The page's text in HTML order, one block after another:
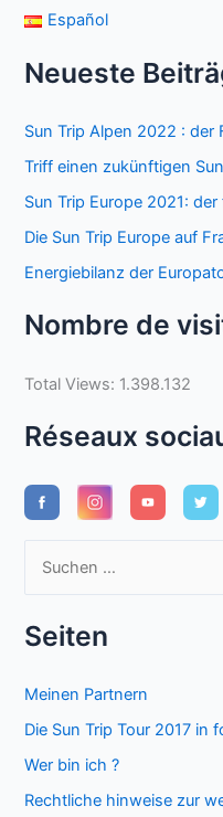
Español
Neueste
Sun Trip Alpen 2022 : der
Triff einen zukünftigen
Sun Trip Europe 2021: der
Die Sun Trip Europe auf
Energiebilanz der
Nombre de
Total Views: 1.398.132
Réseaux
h
c
Seiten
Meinen Partnern
Die Sun Trip Tour 2017 in
Wer bin ich ?
Rechtliche hinweise zur